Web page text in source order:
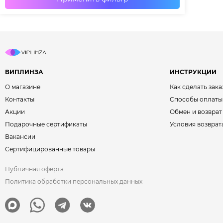
ВИПЛИНЗА
О магазине
Контакты
Акции
Подарочные сертификаты
Вакансии
Сертифицированные товары
ИНСТРУКЦИИ
Как сделать
Способы оплаты
Обмен и возврат
Условия
Публичная оферта
Политика обработки персональных данных